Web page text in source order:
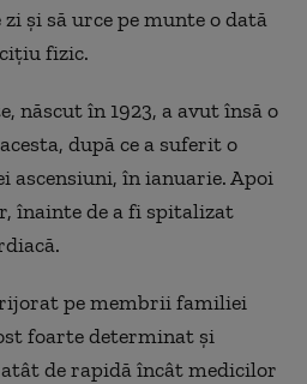
şi să urce pe munte o dată
fizic.
născut în 1923, a avut însă o
după ce a suferit o
ascensiuni, în ianuarie. Apoi
înainte de a fi spitalizat
pe membrii familiei
foarte determinat şi
de rapidă încât medicilor